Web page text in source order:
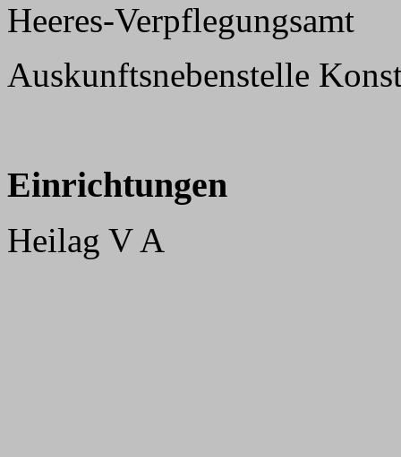
Heeres-Verpflegungsamt
Auskunftsnebenstelle
Einrichtungen
Heilag V A